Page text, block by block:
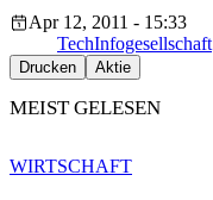
Apr 12, 2011 - 15:33
TechInfogesellschaft
Drucken Aktie
MEIST GELESEN
WIRTSCHAFT